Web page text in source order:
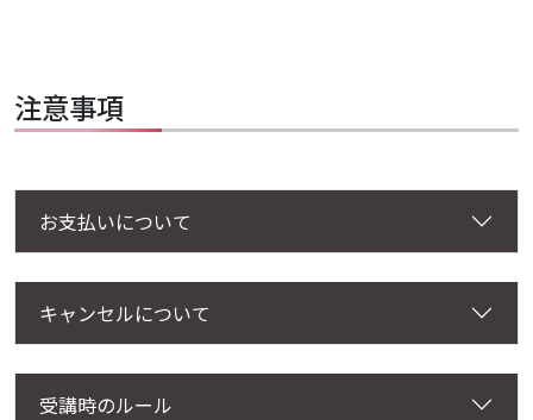
施設を探す
〒154-0004
MAIL : 03-5779-6814
注意事項
お支払いについて
キャンセルについて
受講時のルール